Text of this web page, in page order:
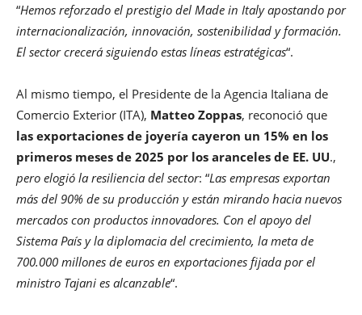
“Hemos reforzado el prestigio del Made in Italy apostando por
internacionalización, innovación, sostenibilidad y formación.
El sector crecerá siguiendo estas líneas estratégicas“.
Al mismo tiempo, el Presidente de la Agencia Italiana de
Comercio Exterior (ITA), Matteo Zoppas, reconoció que
las exportaciones de joyería cayeron un 15% en los
primeros meses de 2025 por los aranceles de EE. UU.,
pero elogió la resiliencia del sector: “Las empresas exportan
más del 90% de su producción y están mirando hacia nuevos
mercados con productos innovadores. Con el apoyo del
Sistema País y la diplomacia del crecimiento, la meta de
700.000 millones de euros en exportaciones fijada por el
ministro Tajani es alcanzable“.